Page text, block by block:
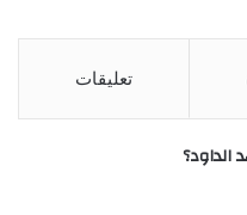
تعليقات